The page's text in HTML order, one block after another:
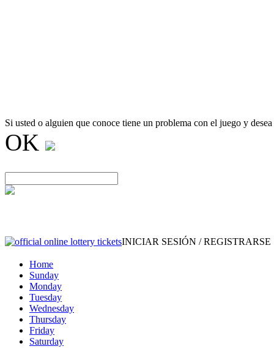
Si usted o alguien que conoce tiene un problema con el juego y
OK
INICIAR SESIÓN / REGISTRARSE
Home
Sunday
Monday
Tuesday
Wednesday
Thursday
Friday
Saturday